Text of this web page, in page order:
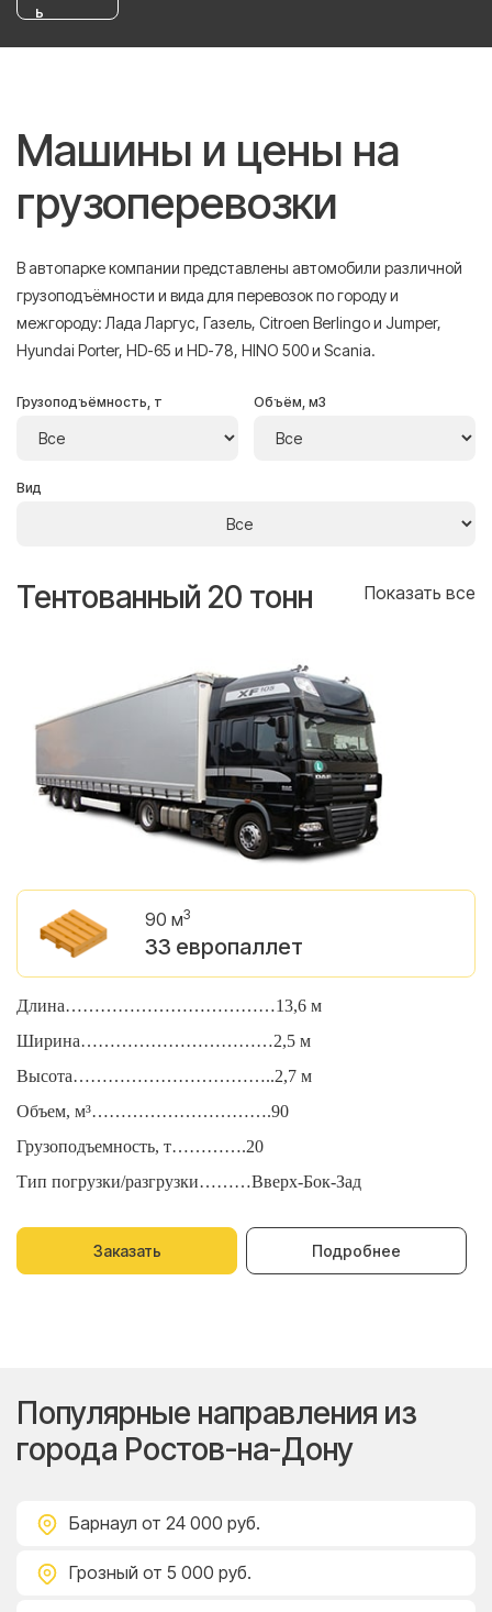
ь
Машины и цены на
грузоперевозки
В автопарке компании представлены автомобили различной
грузоподъёмности и вида для перевозок по городу и
межгороду: Лада Ларгус, Газель, Citroen Berlingo и Jumper,
Hyundai Porter, HD-65 и HD-78, HINO 500 и Scania.
Грузоподъёмность, т Объём, м3
Вид
Тентованный 20 тонн Показать все
90 м3
33 европаллет
Длина………………………………13,6 м
Ширина……………………………2,5 м
Высота……………………………..2,7 м
Объем, м³………………………….90
Грузоподъемность, т………….20
Тип погрузки/разгрузки………Вверх-Бок-Зад
Заказать Подробнее
Популярные направления из
города Ростов-на-Дону
Барнаул от 24 000 руб.
Грозный от 5 000 руб.